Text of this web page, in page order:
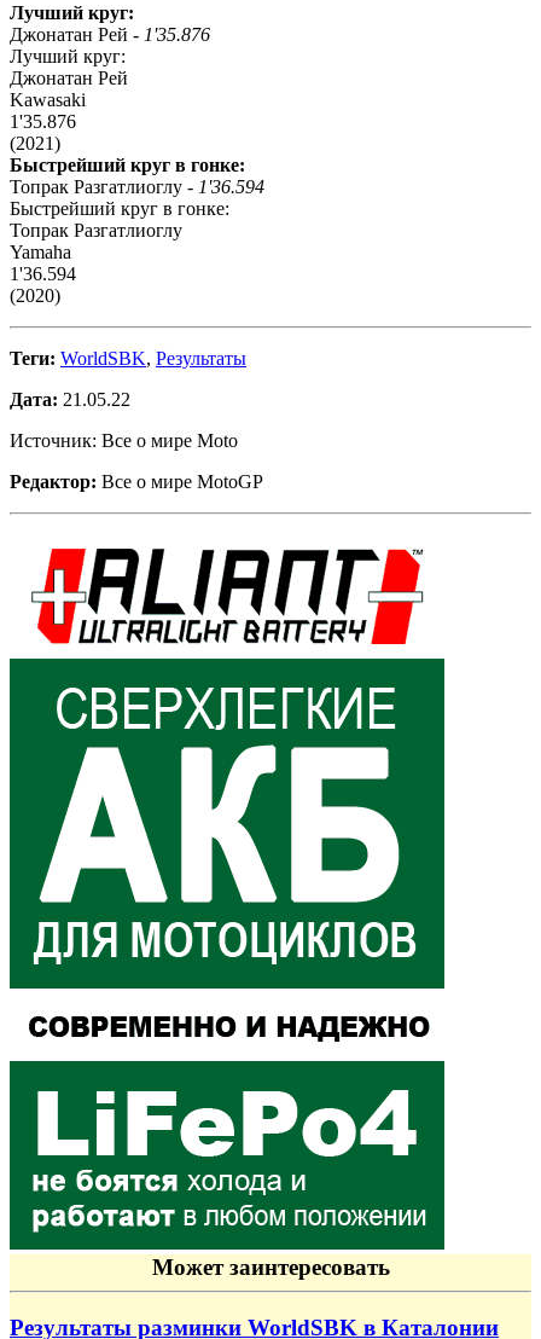
Лучший круг:
Джонатан Рей - 1'35.876
Лучший круг:
Джонатан Рей
Kawasaki
1'35.876
(2021)
Быстрейший круг в гонке:
Топрак Разгатлиоглу - 1'36.594
Быстрейший круг в гонке:
Топрак Разгатлиоглу
Yamaha
1'36.594
(2020)
Теги: WorldSBK, Результаты
Дата: 21.05.22
Источник: Все о мире Moto
Редактор: Все о мире MotoGP
Может заинтересовать
Результаты разминки WorldSBK в Каталонии